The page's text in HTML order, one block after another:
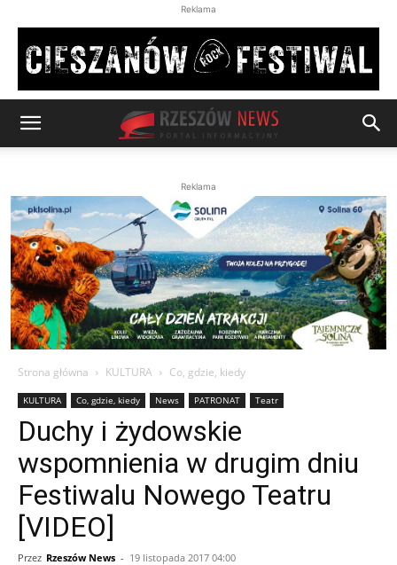
Reklama
Reklama
Strona główna KULTURA Co, gdzie, kiedy
KULTURA Co, gdzie, kiedy News PATRONAT Teatr
Duchy i żydowskie
wspomnienia w drugim dniu
Festiwalu Nowego Teatru
[VIDEO]
Przez Rzeszów News - 19 listopada 2017 04:00